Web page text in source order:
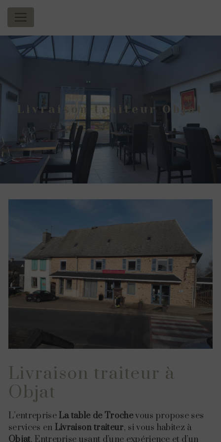
Panneau de gestion des cookies
Livraison traiteur Objat
Livraison traiteur à
Objat
L’entrepriseLa table de Trochevous propose ses
services en Livraison traiteur, si vous habitez à
Objat. Entreprise usant d’une expérience et d’un